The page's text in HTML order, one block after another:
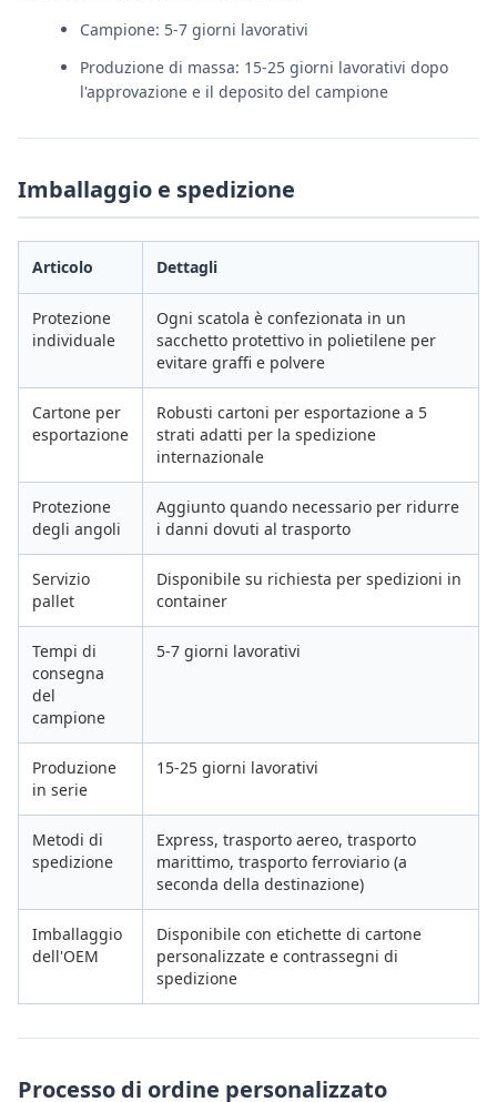
Campione: 5-7 giorni lavorativi
Produzione di massa: 15-25 giorni lavorativi dopo
l'approvazione e il deposito del campione
Imballaggio e spedizione
Articolo Dettagli
Protezione
individuale
Ogni scatola è confezionata in un
sacchetto protettivo in polietilene per
evitare graffi e polvere
Cartone per
esportazione
Robusti cartoni per esportazione a 5
strati adatti per la spedizione
internazionale
Protezione
degli angoli
Aggiunto quando necessario per ridurre
i danni dovuti al trasporto
Servizio
pallet
Disponibile su richiesta per spedizioni in
container
Tempi di
consegna
del
campione
5-7 giorni lavorativi
Produzione
in serie
15-25 giorni lavorativi
Metodi di
spedizione
Express, trasporto aereo, trasporto
marittimo, trasporto ferroviario (a
seconda della destinazione)
Imballaggio
dell'OEM
Disponibile con etichette di cartone
personalizzate e contrassegni di
spedizione
Processo di ordine personalizzato